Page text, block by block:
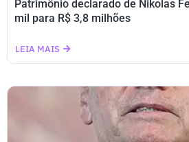
Patrimônio declarado de Nikolas
mil para R$ 3,8 milhões
LEIA MAIS